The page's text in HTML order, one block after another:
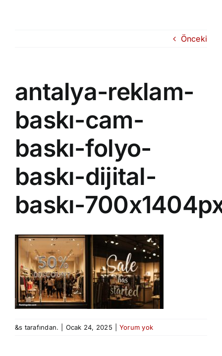
Önceki
antalya-reklam-
baskı-cam-
baskı-folyo-
baskı-dijital-
baskı-
&s tarafından. Ocak 24, 2025 Yorum yok